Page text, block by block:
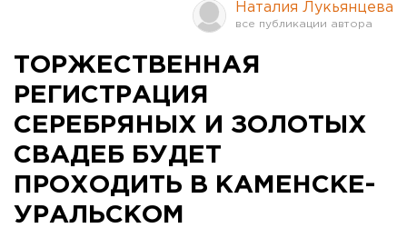
Наталия Лукьянцева
ТОРЖЕСТВЕННАЯ
РЕГИСТРАЦИЯ
СЕРЕБРЯНЫХ И ЗОЛОТЫХ
СВАДЕБ БУДЕТ
ПРОХОДИТЬ В КАМЕНСКЕ-
УРАЛЬСКОМ